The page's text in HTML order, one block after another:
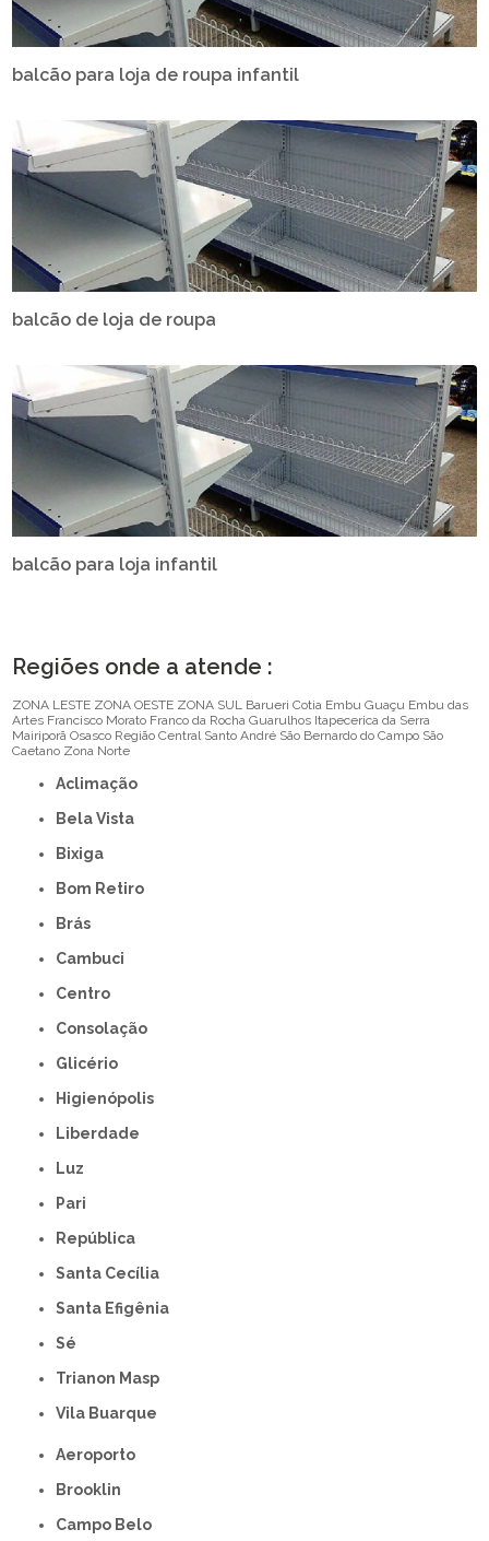
balcão para loja de roupa infantil
balcão de loja de roupa
balcão para loja infantil
Regiões onde a atende :
ZONA LESTE ZONA OESTE ZONA SUL Barueri Cotia Embu Guaçu Embu das
Artes Francisco Morato Franco da Rocha Guarulhos Itapecerica da Serra
Mairiporã Osasco Região Central Santo André São Bernardo do Campo São
Caetano Zona Norte
Aclimação
Bela Vista
Bixiga
Bom Retiro
Brás
Cambuci
Centro
Consolação
Glicério
Higienópolis
Liberdade
Luz
Pari
República
Santa Cecília
Santa Efigênia
Sé
Trianon Masp
Vila Buarque
Aeroporto
Brooklin
Campo Belo